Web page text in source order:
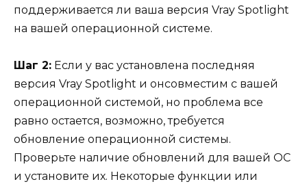
поддерживается ли ваша версия Vray Spotlight
на вашей операционной системе.
Шаг 2: Если у вас установлена последняя
версия Vray Spotlight и онсовместим с вашей
операционной системой, но проблема все
равно остается, возможно, требуется
обновление операционной системы.
Проверьте наличие обновлений для вашей ОС
и установите их. Некоторые функции или